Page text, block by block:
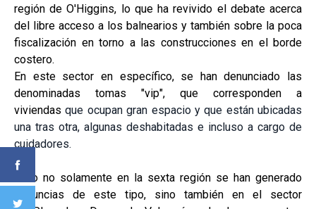
región de O'Higgins, lo que ha revivido el debate acerca
del libre acceso a los balnearios y también sobre la poca
fiscalización en torno a las construcciones en el borde
costero.
En este sector en específico, se han denunciado las
denominadas tomas "vip", que corresponden a
viviendasque ocupan gran espacio y que están ubicadas
una tras otra, algunas deshabitadas e incluso a cargo de
cuidadores.
Pero no solamente en la sexta región se han generado
denuncias de este tipo, sino también en el sector